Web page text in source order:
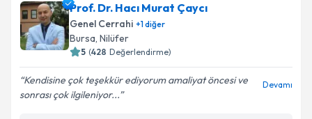
takvim hazırlandığında e-posta ile bilgilendireceğiz.
E-posta Adresiniz
Kişisel verilerimin işlenmesine ilişkin
Prof. Dr. Hacı Murat Çaycı
Genel Cerrahi +1diğer
Bursa, Nilüfer
5 (428 Değerlendirme)
Kendisine çok teşekkür ediyorum amaliyat öncesi ve
sonrası çok ilgileniyor...
Devamı